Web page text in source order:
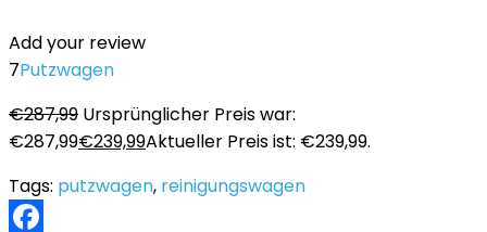
Add your review
7Putzwagen
€287,99 Ursprünglicher Preis war:
€287,99€239,99Aktueller Preis ist: €239,99.
Tags: putzwagen, reinigungswagen